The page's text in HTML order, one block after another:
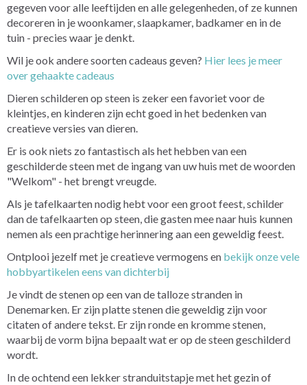
gegeven voor alle leeftijden en alle gelegenheden, of ze kunnen
decoreren in je woonkamer, slaapkamer, badkamer en in de
tuin - precies waar je denkt.
Wil je ook andere soorten cadeaus geven? Hier lees je meer
over gehaakte cadeaus
Dieren schilderen op steen is zeker een favoriet voor de
kleintjes, en kinderen zijn echt goed in het bedenken van
creatieve versies van dieren.
Er is ook niets zo fantastisch als het hebben van een
geschilderde steen met de ingang van uw huis met de woorden
"Welkom" - het brengt vreugde.
Als je tafelkaarten nodig hebt voor een groot feest, schilder
dan de tafelkaarten op steen, die gasten mee naar huis kunnen
nemen als een prachtige herinnering aan een geweldig feest.
Ontplooi jezelf met je creatieve vermogens en bekijk onze vele
hobbyartikelen eens van dichterbij
Je vindt de stenen op een van de talloze stranden in
Denemarken. Er zijn platte stenen die geweldig zijn voor
citaten of andere tekst. Er zijn ronde en kromme stenen,
waarbij de vorm bijna bepaalt wat er op de steen geschilderd
wordt.
In de ochtend een lekker stranduitstapje met het gezin of